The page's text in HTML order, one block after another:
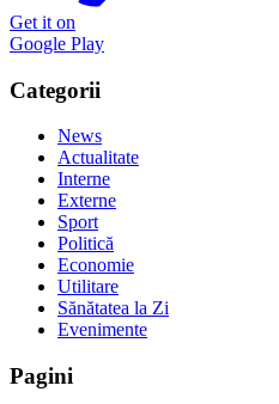
Get it on
Google Play
Categorii
News
Actualitate
Interne
Externe
Sport
Politică
Economie
Utilitare
Sănătatea la Zi
Evenimente
Pagini